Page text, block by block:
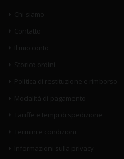
Chi siamo
Contatto
Il mio conto
Storico ordini
Politica di restituzione e rimborso
Modalità di pagamento
Tariffe e tempi di spedizione
Termini e condizioni
Informazioni sulla privacy